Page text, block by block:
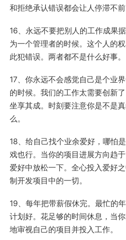
和拒绝承认错误都会让人停滞不前
16、永远不要把别人的工作成果
为一个管理者的时候。这个人的
此犯错误。两者都不是什么好事。
17、你永远不会感觉自己是个业
的时候。我们的工作太需要创新
坐享其成。时刻要注意你是不是
么。
18、给自己找个业余爱好，哪怕
戏也行。当你的项目进展方向趋
爱好中放松一下。全心投入爱好
制开发项目中的一切。
19、每年把带薪假休完。最忙的
计划好。花足够的时间休息，当
地审视自己的项目并投入工作。